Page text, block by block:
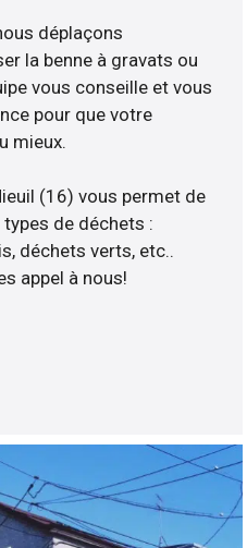
déplaçons
la benne à gravats ou
vous conseille et vous
pour que votre
mieux.
(16) vous permet de
de déchets :
déchets verts, etc..
appel à nous!